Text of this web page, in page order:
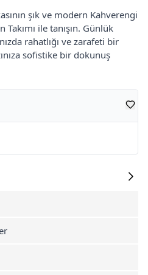
şık ve modern Kahverengi
ile tanışın. Günlük
rahatlığı ve zarafeti bir
sofistike bir dokunuş